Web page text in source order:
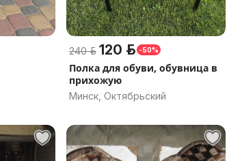
240 р. 120 р. -50%
Полка для обуви, обувница в
прихожую
Минск, Октябрьский